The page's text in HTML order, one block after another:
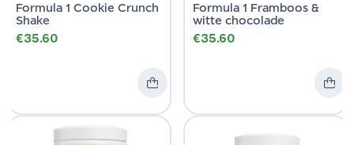
Formula 1 Cookie Crunch
Shake
€35.60
Formula 1 Framboos &
witte chocolade
€35.60